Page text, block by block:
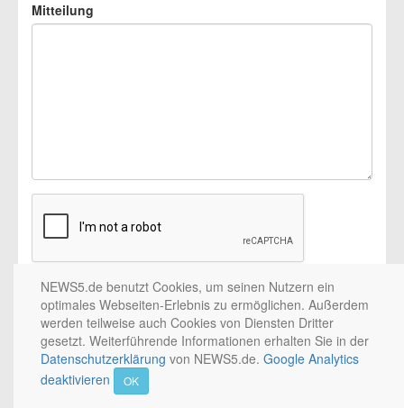
Mitteilung
© 2002 - 2026 by5NETWORK/PICTURE5/ Medienhaus Nürnberg / 10nach8 /
NEWS5. All rights reserved. / 2.0.0
NEWS5.de benutzt Cookies, um seinen Nutzern ein
optimales Webseiten-Erlebnis zu ermöglichen. Außerdem
werden teilweise auch Cookies von Diensten Dritter
gesetzt. Weiterführende Informationen erhalten Sie in der
Datenschutzerklärung von NEWS5.de. Google Analytics
deaktivieren
OK